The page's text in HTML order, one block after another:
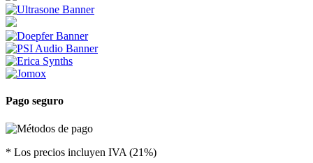
Pago seguro
* Los precios incluyen IVA (21%)